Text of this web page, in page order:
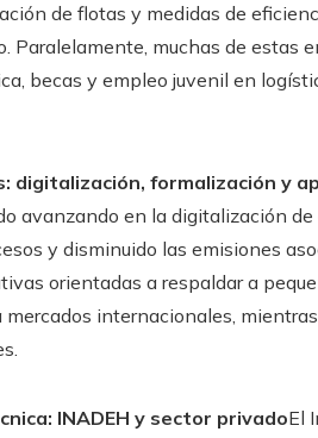
de flotas y medidas de
muchas de estas
becas y empleo juvenil en
digitalización, formalización y
avanzando en la digitalización
y disminuido las emisiones
orientadas a respaldar a
internacionales,
INADEH y sector privadoEl